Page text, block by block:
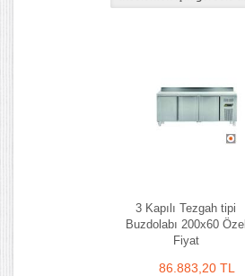
3 Kapılı Tezgah tipi
Buzdolabı 200x60 Özel
Fiyat
86.883,20 TL